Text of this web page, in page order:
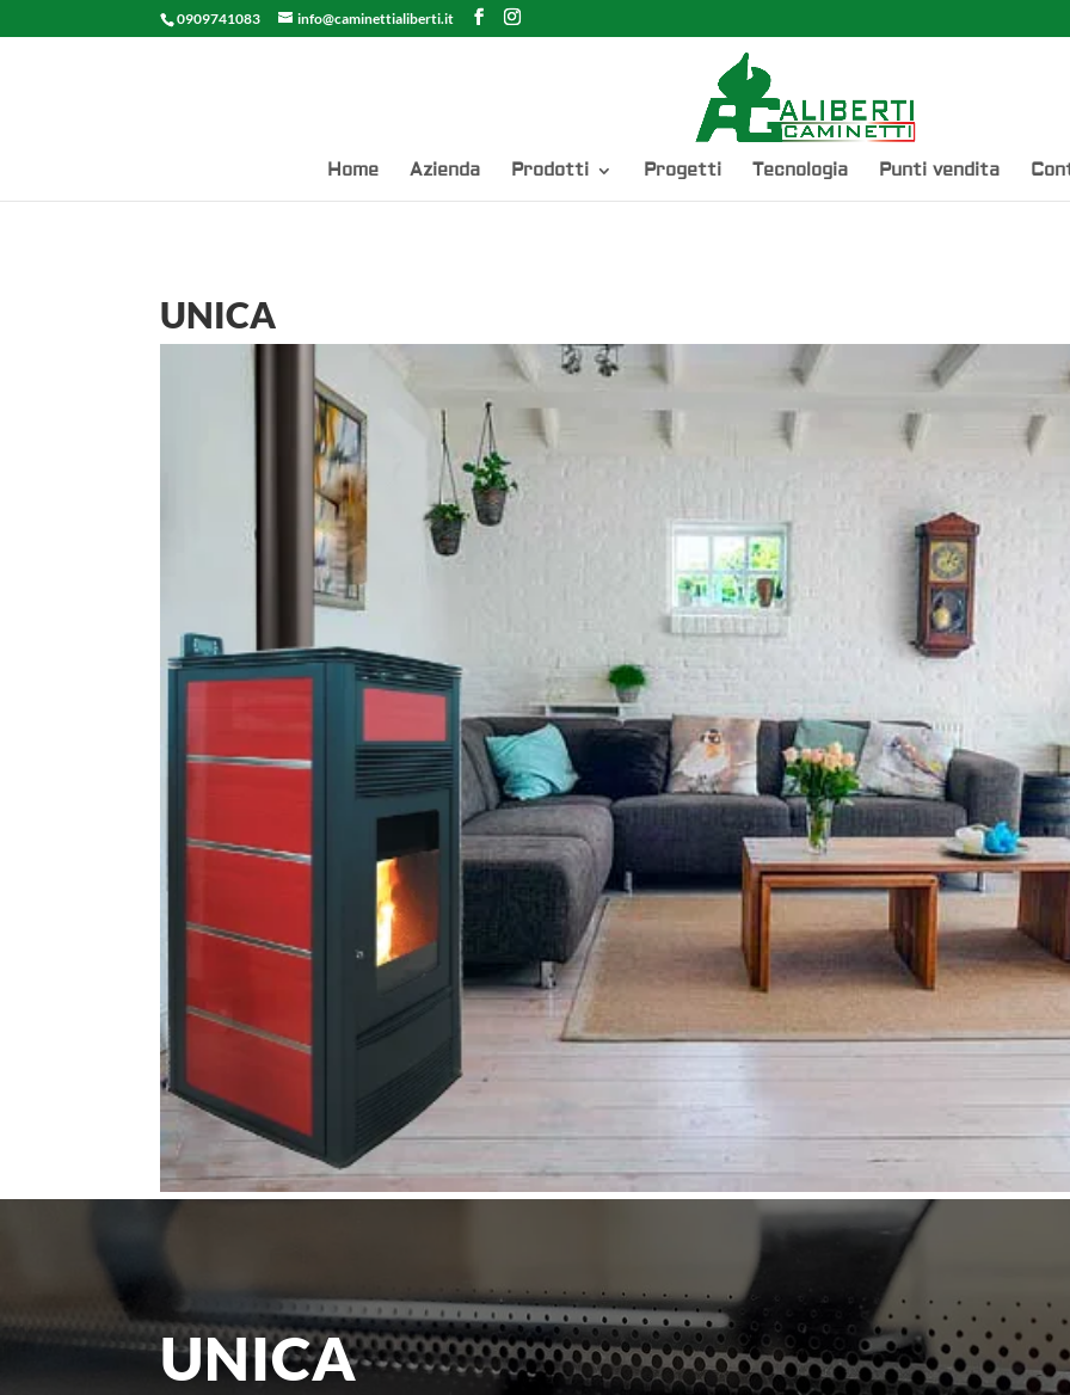
0909741083 info@caminettialiberti.it
Home Azienda Prodotti Progetti Tecnologia Punti vendita
UNICA
UNICA